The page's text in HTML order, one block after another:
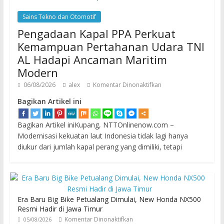
Sains Tekno dan Otomotif
Pengadaan Kapal PPA Perkuat
Kemampuan Pertahanan Udara TNI
AL Hadapi Ancaman Maritim
Modern
06/08/2026 alex Komentar Dinonaktifkan
Bagikan Artikel ini
Bagikan Artikel iniKupang, NTTOnlinenow.com –
Modernisasi kekuatan laut Indonesia tidak lagi hanya
diukur dari jumlah kapal perang yang dimiliki, tetapi
Era Baru Big Bike Petualang Dimulai, New Honda NX500
Resmi Hadir di Jawa Timur
05/08/2026 Komentar Dinonaktifkan